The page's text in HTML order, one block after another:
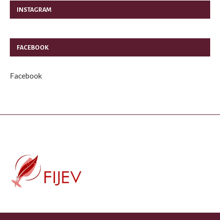
INSTAGRAM
FACEBOOK
Facebook